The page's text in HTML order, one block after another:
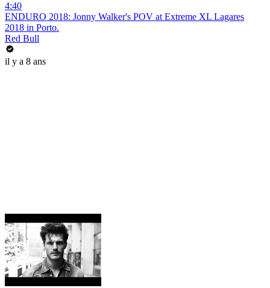
4:40
ENDURO 2018: Jonny Walker's POV at Extreme XL Lagares
2018 in Porto.
Red Bull
il y a 8 ans